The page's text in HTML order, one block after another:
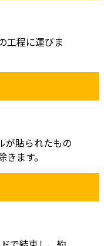
工程に運びま
が貼られたもの
ます。